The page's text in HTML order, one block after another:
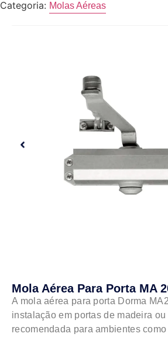
Categoria: Molas Aéreas
Mola Aérea Para Porta MA
A mola aérea para porta Dorma
instalação em portas de madeira ou
recomendada para ambientes